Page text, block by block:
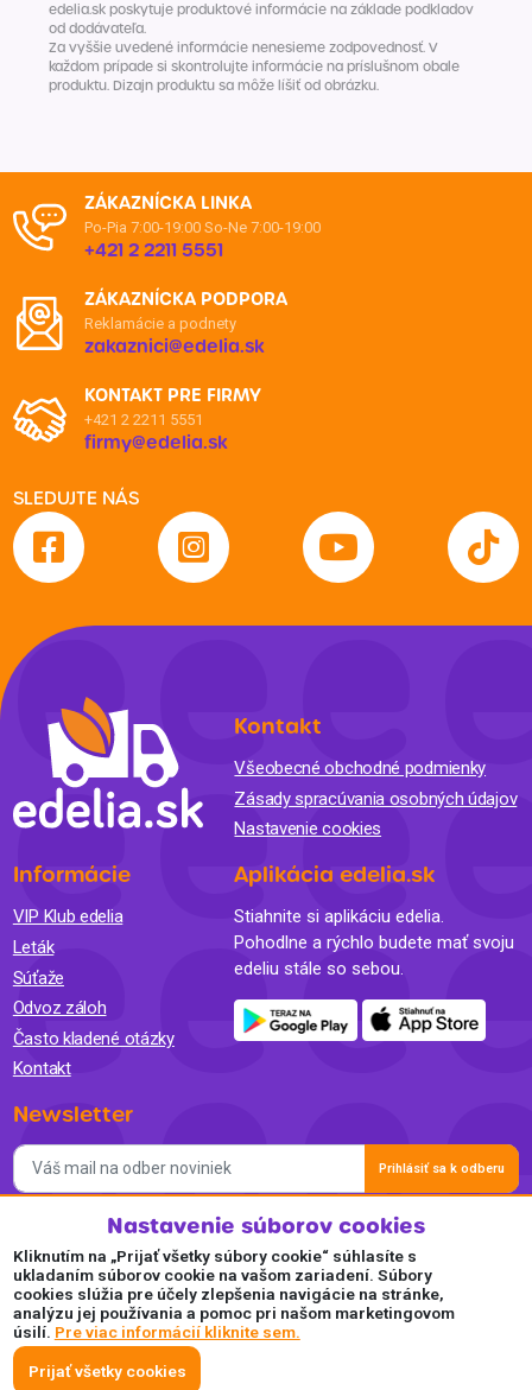
edelia.sk poskytuje produktové informácie na základe podkladov
od dodávateľa.
Za vyššie uvedené informácie nenesieme zodpovednosť. V
každom prípade si skontrolujte informácie na príslušnom obale
produktu. Dizajn produktu sa môže líšiť od obrázku.
ZÁKAZNÍCKA LINKA
Po-Pia 7:00-19:00 So-Ne 7:00-19:00
+421 2 2211 5551
ZÁKAZNÍCKA PODPORA
Reklamácie a podnety
zakaznici@edelia.sk
KONTAKT PRE FIRMY
+421 2 2211 5551
firmy@edelia.sk
SLEDUJTE NÁS
Kontakt
Všeobecné obchodné podmienky
Zásady spracúvania osobných údajov
Nastavenie cookies
Informácie
VIP Klub edelia
Leták
Súťaže
Odvoz záloh
Často kladené otázky
Kontakt
Aplikácia edelia.sk
Stiahnite si aplikáciu edelia.
Pohodlne a rýchlo budete mať svoju
edeliu stále so sebou.
Newsletter
Prihlásiť sa k odberu
Súhlasím so spracovaním osobných údajov a so zasielaním
newslettra na marketingové účely a oboznámil som sa so
Zásadami ochrany osobných údajov.
Akceptujeme
Plaťte pohodlne a bezpečne online.
Nastavenie súborov cookies
Kliknutím na „Prijať všetky súbory cookie“ súhlasíte s
ukladaním súborov cookie na vašom zariadení. Súbory
cookies slúžia pre účely zlepšenia navigácie na stránke,
analýzu jej používania a pomoc pri našom marketingovom
úsilí. Pre viac informácií kliknite sem.
Prijať všetky cookies